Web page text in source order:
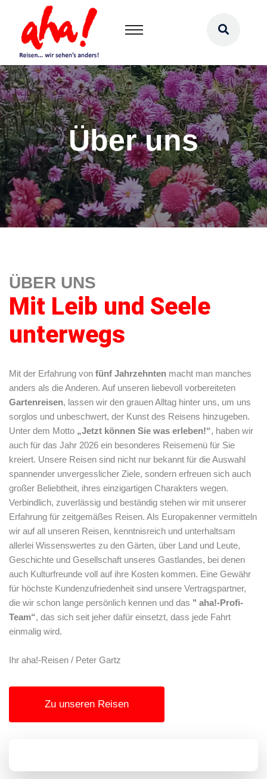
Über uns
ÜBER UNS
Mit Leib und Seele
unterwegs
Mit der Erfahrung von fünf Jahrzehnten macht man manches
anders als die Anderen. Auf unseren liebevoll vorbereiteten
Gartenreisen, lassen wir den grauen Alltag hinter uns, um uns
sorglos und unbeschwert, der Kunst des Reisens hinzugeben.
Unter dem Motto „Jetzt können Sie was erleben!“, haben wir
auch für das Jahr 2026 ein besonderes Reisemenü für Sie
kreiert. Unsere Reisen sind nicht nur bekannt für die Auswahl
spannender unvergesslicher Ziele, sondern erfreuen sich auch
großer Beliebtheit, ihres einzigartigen Charakters wegen.
Verbindlich, zuverlässig und beständig stehen wir mit unserer
Erfahrung für zeitgemäßes Reisen. Als Europakenner vermitteln
wir auf all unseren Reisen, kenntnisreich und unterhaltsam
allerlei Wissenswertes zu den Gärten, über Land und Leute,
Geschichte und Gesellschaft unseres Gastlandes, bei denen
auch Kulturfreunde voll auf ihre Kosten kommen. Eine Gewähr
für höchste Kundenzufriedenheit sind unsere Vertragspartner,
die wir schon lange persönlich kennen und das " aha!-Profi-
Team“, das sich seit jeher dafür einsetzt, dass jede Fahrt
einmalig wird.
Ihr aha!-Reisen / Peter Gartz
Zu unseren Reisen